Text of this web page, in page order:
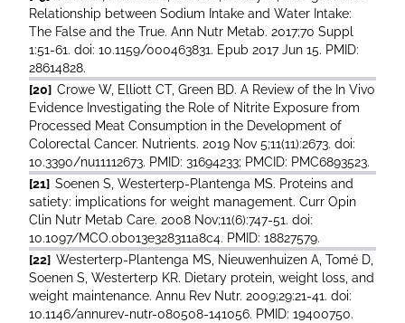
Relationship between Sodium Intake and Water Intake:
The False and the True. Ann Nutr Metab. 2017;70 Suppl
1:51-61. doi: 10.1159/000463831. Epub 2017 Jun 15. PMID:
28614828.
[20] Crowe W, Elliott CT, Green BD. A Review of the In Vivo
Evidence Investigating the Role of Nitrite Exposure from
Processed Meat Consumption in the Development of
Colorectal Cancer. Nutrients. 2019 Nov 5;11(11):2673. doi:
10.3390/nu11112673. PMID: 31694233; PMCID: PMC6893523.
[21] Soenen S, Westerterp-Plantenga MS. Proteins and
satiety: implications for weight management. Curr Opin
Clin Nutr Metab Care. 2008 Nov;11(6):747-51. doi:
10.1097/MCO.0b013e328311a8c4. PMID: 18827579.
[22] Westerterp-Plantenga MS, Nieuwenhuizen A, Tomé D,
Soenen S, Westerterp KR. Dietary protein, weight loss, and
weight maintenance. Annu Rev Nutr. 2009;29:21-41. doi:
10.1146/annurev-nutr-080508-141056. PMID: 19400750.